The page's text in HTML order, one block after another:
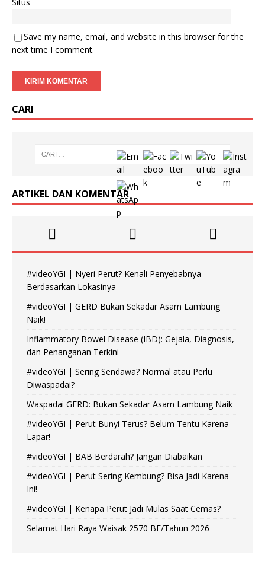
Save my name, email, and website in this browser for the
next time I comment.
CARI
ARTIKEL DAN KOMENTAR
#videoYGI | Nyeri Perut? Kenali Penyebabnya
Berdasarkan Lokasinya
#videoYGI | GERD Bukan Sekadar Asam Lambung
Naik!
Inflammatory Bowel Disease (IBD): Gejala, Diagnosis,
dan Penanganan Terkini
#videoYGI | Sering Sendawa? Normal atau Perlu
Diwaspadai?
Waspadai GERD: Bukan Sekadar Asam Lambung Naik
#videoYGI | Perut Bunyi Terus? Belum Tentu Karena
Lapar!
#videoYGI | BAB Berdarah? Jangan Diabaikan
#videoYGI | Perut Sering Kembung? Bisa Jadi Karena
Ini!
#videoYGI | Kenapa Perut Jadi Mulas Saat Cemas?
Selamat Hari Raya Waisak 2570 BE/Tahun 2026